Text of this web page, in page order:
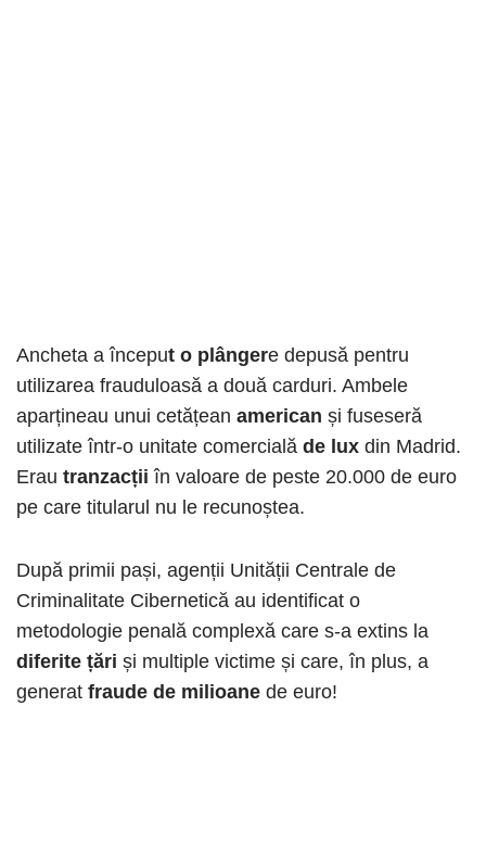
Ancheta a început o plângere depusă pentru
utilizarea frauduloasă a două carduri. Ambele
aparțineau unui cetățean american și fuseseră
utilizate într-o unitate comercială de lux din Madrid.
Erau tranzacții în valoare de peste 20.000 de euro
pe care titularul nu le recunoștea.
După primii pași, agenții Unității Centrale de
Criminalitate Cibernetică au identificat o
metodologie penală complexă care s-a extins la
diferite țări și multiple victime și care, în plus, a
generat fraude de milioane de euro!